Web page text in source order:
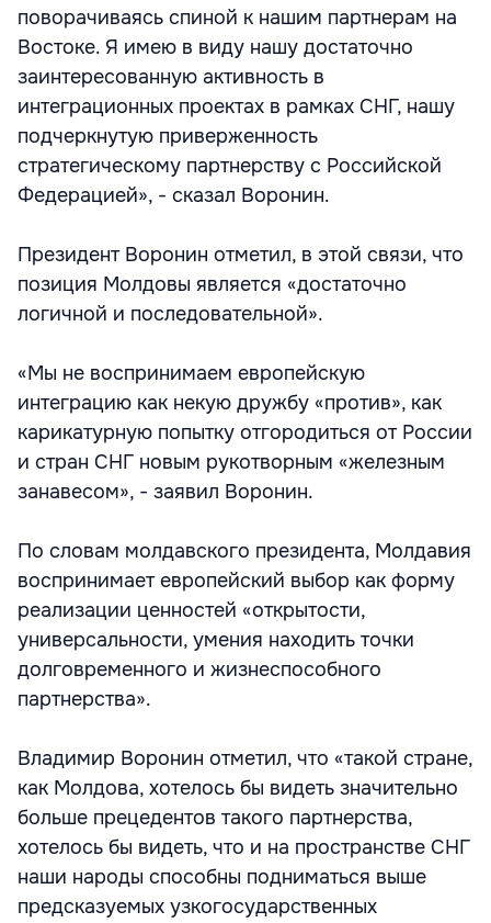
поворачиваясь спиной к нашим партнерам на
Востоке. Я имею в виду нашу достаточно
заинтересованную активность в
интеграционных проектах в рамках СНГ, нашу
подчеркнутую приверженность
стратегическому партнерству с Российской
Федерацией», - сказал Воронин.
Президент Воронин отметил, в этой связи, что
позиция Молдовы является «достаточно
логичной и последовательной».
«Мы не воспринимаем европейскую
интеграцию как некую дружбу «против», как
карикатурную попытку отгородиться от России
и стран СНГ новым рукотворным «железным
занавесом», - заявил Воронин.
По словам молдавского президента, Молдавия
воспринимает европейский выбор как форму
реализации ценностей «открытости,
универсальности, умения находить точки
долговременного и жизнеспособного
партнерства».
Владимир Воронин отметил, что «такой стране,
как Молдова, хотелось бы видеть значительно
больше прецедентов такого партнерства,
хотелось бы видеть, что и на пространстве СНГ
наши народы способны подниматься выше
предсказуемых узкогосударственных